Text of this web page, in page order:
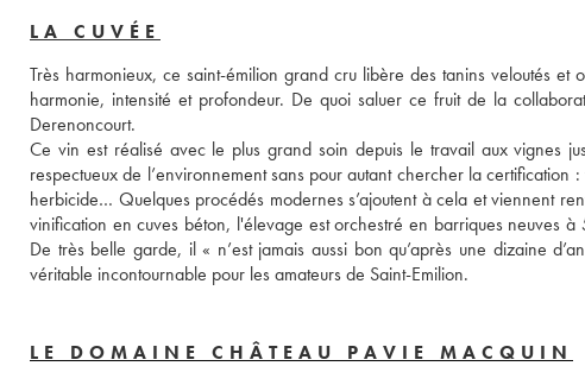
LA CUVÉE
Très harmonieux, ce saint-émilion grand cru libère des tanins veloutés
harmonie, intensité et profondeur. De quoi saluer ce fruit de la
Derenoncourt.
Ce vin est réalisé avec le plus grand soin depuis le travail aux vignes
respectueux de l’environnement sans pour autant chercher la certification
herbicide… Quelques procédés modernes s’ajoutent à cela et viennent
vinification en cuves béton, l'élevage est orchestré en barriques neuves
De très belle garde, il « n’est jamais aussi bon qu’après une dizaine
véritable incontournable pour les amateurs de Saint-Emilion.
LE DOMAINE CHÂTEAU PAVIE MACQUIN